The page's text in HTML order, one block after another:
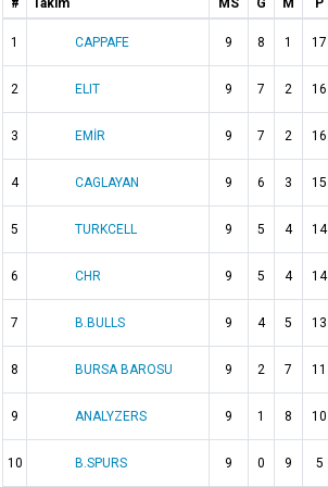
# Takım MS G M P
1 CAPPAFE 9 8 1 17
2 ELIT 9 7 2 16
3 EMİR 9 7 2 16
4 CAGLAYAN 9 6 3 15
5 TURKCELL 9 5 4 14
6 CHR 9 5 4 14
7 B.BULLS 9 4 5 13
8 BURSA BAROSU 9 2 7 11
9 ANALYZERS 9 1 8 10
10 B.SPURS 9 0 9 5